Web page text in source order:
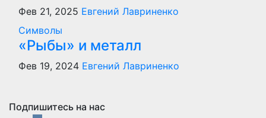
Фев 21, 2025 Евгений Лавриненко
Символы
«Рыбы» и металл
Фев 19, 2024 Евгений Лавриненко
Подпишитесь на нас